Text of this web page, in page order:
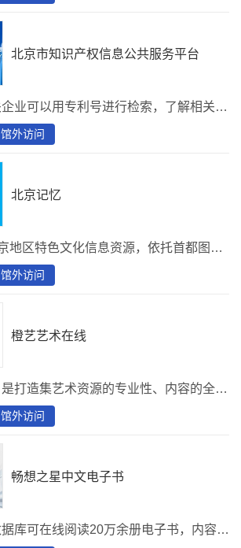
北京市知识产权信息公共服务平台
通过该平台，相关企业可以用专利号进行检索，了解相关专利的申请、审查情况以及法律状态等信息。在这里，创新主体可以进行一般的专利检索，查找相关专利的法律状态；在这里，可以及时了解国家以及北京地区关于知识产权方面的综合信息；在这里，可以跟踪集成电路、植物新品种等各类知识产权信息。
馆外访问
北京记忆
“北京记忆”汇总北京地区特色文化信息资源，依托首都图书馆近百年的北京地方文献专藏建成。涵盖与北京历史文化密切相关的古籍、老照片、拓片、舆图等各种载体类型，为读者提供文献浏览、全文检索、资源索引等多种服务形式。
馆外访问
橙艺艺术在线
《橙艺艺术在线》是打造集艺术资源的专业性、内容的全面性、形态多元性为一体的艺术数字资源综合服务平台。
馆外访问
畅想之星中文电子书
畅想之星电子书数据库可在线阅读20万余册电子书，内容涉及哲学、经济学、法学、教育学、文学、历史学、理学、工学、农学、医学、军事学、管理学和艺术学十三大门类。读者可以通过PC阅览，也可以通过关注首图数字图书馆微信公众号实现移动端阅览。